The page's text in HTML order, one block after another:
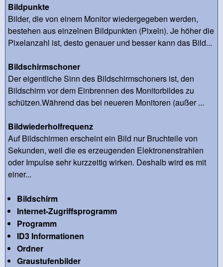
Bildpunkte
Bilder, die von einem Monitor wiedergegeben werden,
bestehen aus einzelnen Bildpunkten (Pixeln). Je höher die
Pixelanzahl ist, desto genauer und besser kann das Bild...
Bildschirmschoner
Der eigentliche Sinn des Bildschirmschoners ist, den
Bildschirm vor dem Einbrennen des Monitorbildes zu
schützen.Während das bei neueren Monitoren (außer ...
Bildwiederholfrequenz
Auf Bildschirmen erscheint ein Bild nur Bruchteile von
Sekunden, weil die es erzeugenden Elektronenstrahlen
oder Impulse sehr kurzzeitig wirken. Deshalb wird es mit
einer...
Bildschirm
Internet-Zugriffsprogramm
Programm
ID3 Informationen
Ordner
Graustufenbilder